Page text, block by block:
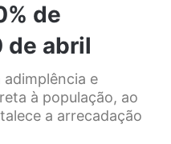
de
de abril
e
à população, ao
a arrecadação